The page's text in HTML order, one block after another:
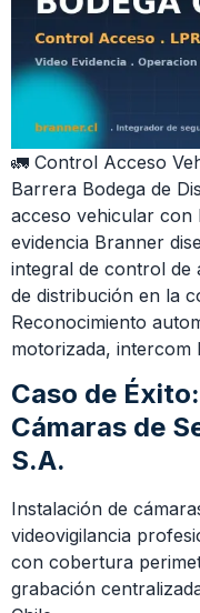
🚛 Control Acceso
Barrera Bodega de
acceso vehicular con
evidencia Branner
integral de control de
de distribución en la
Reconocimiento
motorizada, intercom
Caso de
Cámaras de
S.A.
Instalación de
videovigilancia
con cobertura
grabación